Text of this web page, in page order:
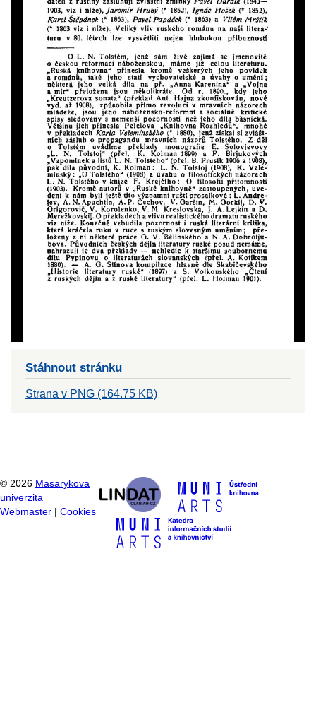
Stáhnout stránku
Strana v PNG (164.75 KB)
© 2026 Masarykova
univerzita
Webmaster
Cookies